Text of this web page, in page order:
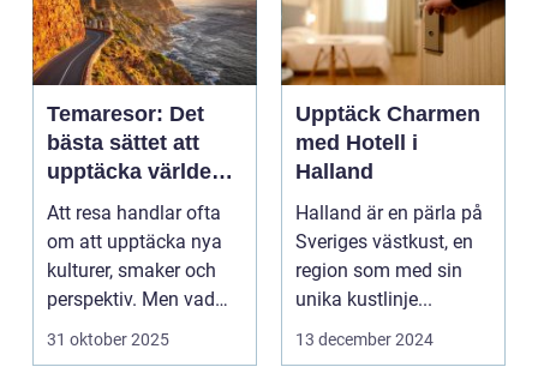
Temaresor: Det
bästa sättet att
upptäcka världen
på
Att resa handlar ofta
om att upptäcka nya
kulturer, smaker och
perspektiv. Men vad
händer ...
31 oktober 2025
Upptäck Charmen
med Hotell i
Halland
Halland är en pärla på
Sveriges västkust, en
region som med sin
unika kustlinje...
13 december 2024